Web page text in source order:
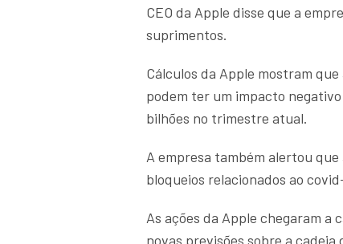
CEO da Apple disse que a
suprimentos.
Cálculos da Apple mostram
podem ter um impacto
bilhões no trimestre atual.
A empresa também alertou
bloqueios relacionados ao
As ações da Apple chegaram a
novas previsões sobre a cadeia